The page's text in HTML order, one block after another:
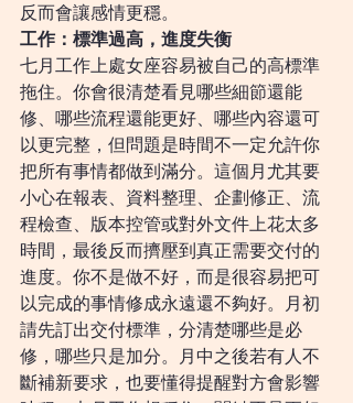
反而會讓感情更穩。
工作：標準過高，進度失衡
七月工作上處女座容易被自己的高標準
拖住。你會很清楚看見哪些細節還能
修、哪些流程還能更好、哪些內容還可
以更完整，但問題是時間不一定允許你
把所有事情都做到滿分。這個月尤其要
小心在報表、資料整理、企劃修正、流
程檢查、版本控管或對外文件上花太多
時間，最後反而擠壓到真正需要交付的
進度。你不是做不好，而是很容易把可
以完成的事情修成永遠還不夠好。月初
請先訂出交付標準，分清楚哪些是必
修，哪些只是加分。月中之後若有人不
斷補新要求，也要懂得提醒對方會影響